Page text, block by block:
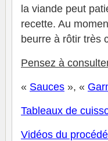
la viande peut
recette. Au
beurre à rôtir très
Pensez à
« Sauces », «
Tableaux de
Vidéos du